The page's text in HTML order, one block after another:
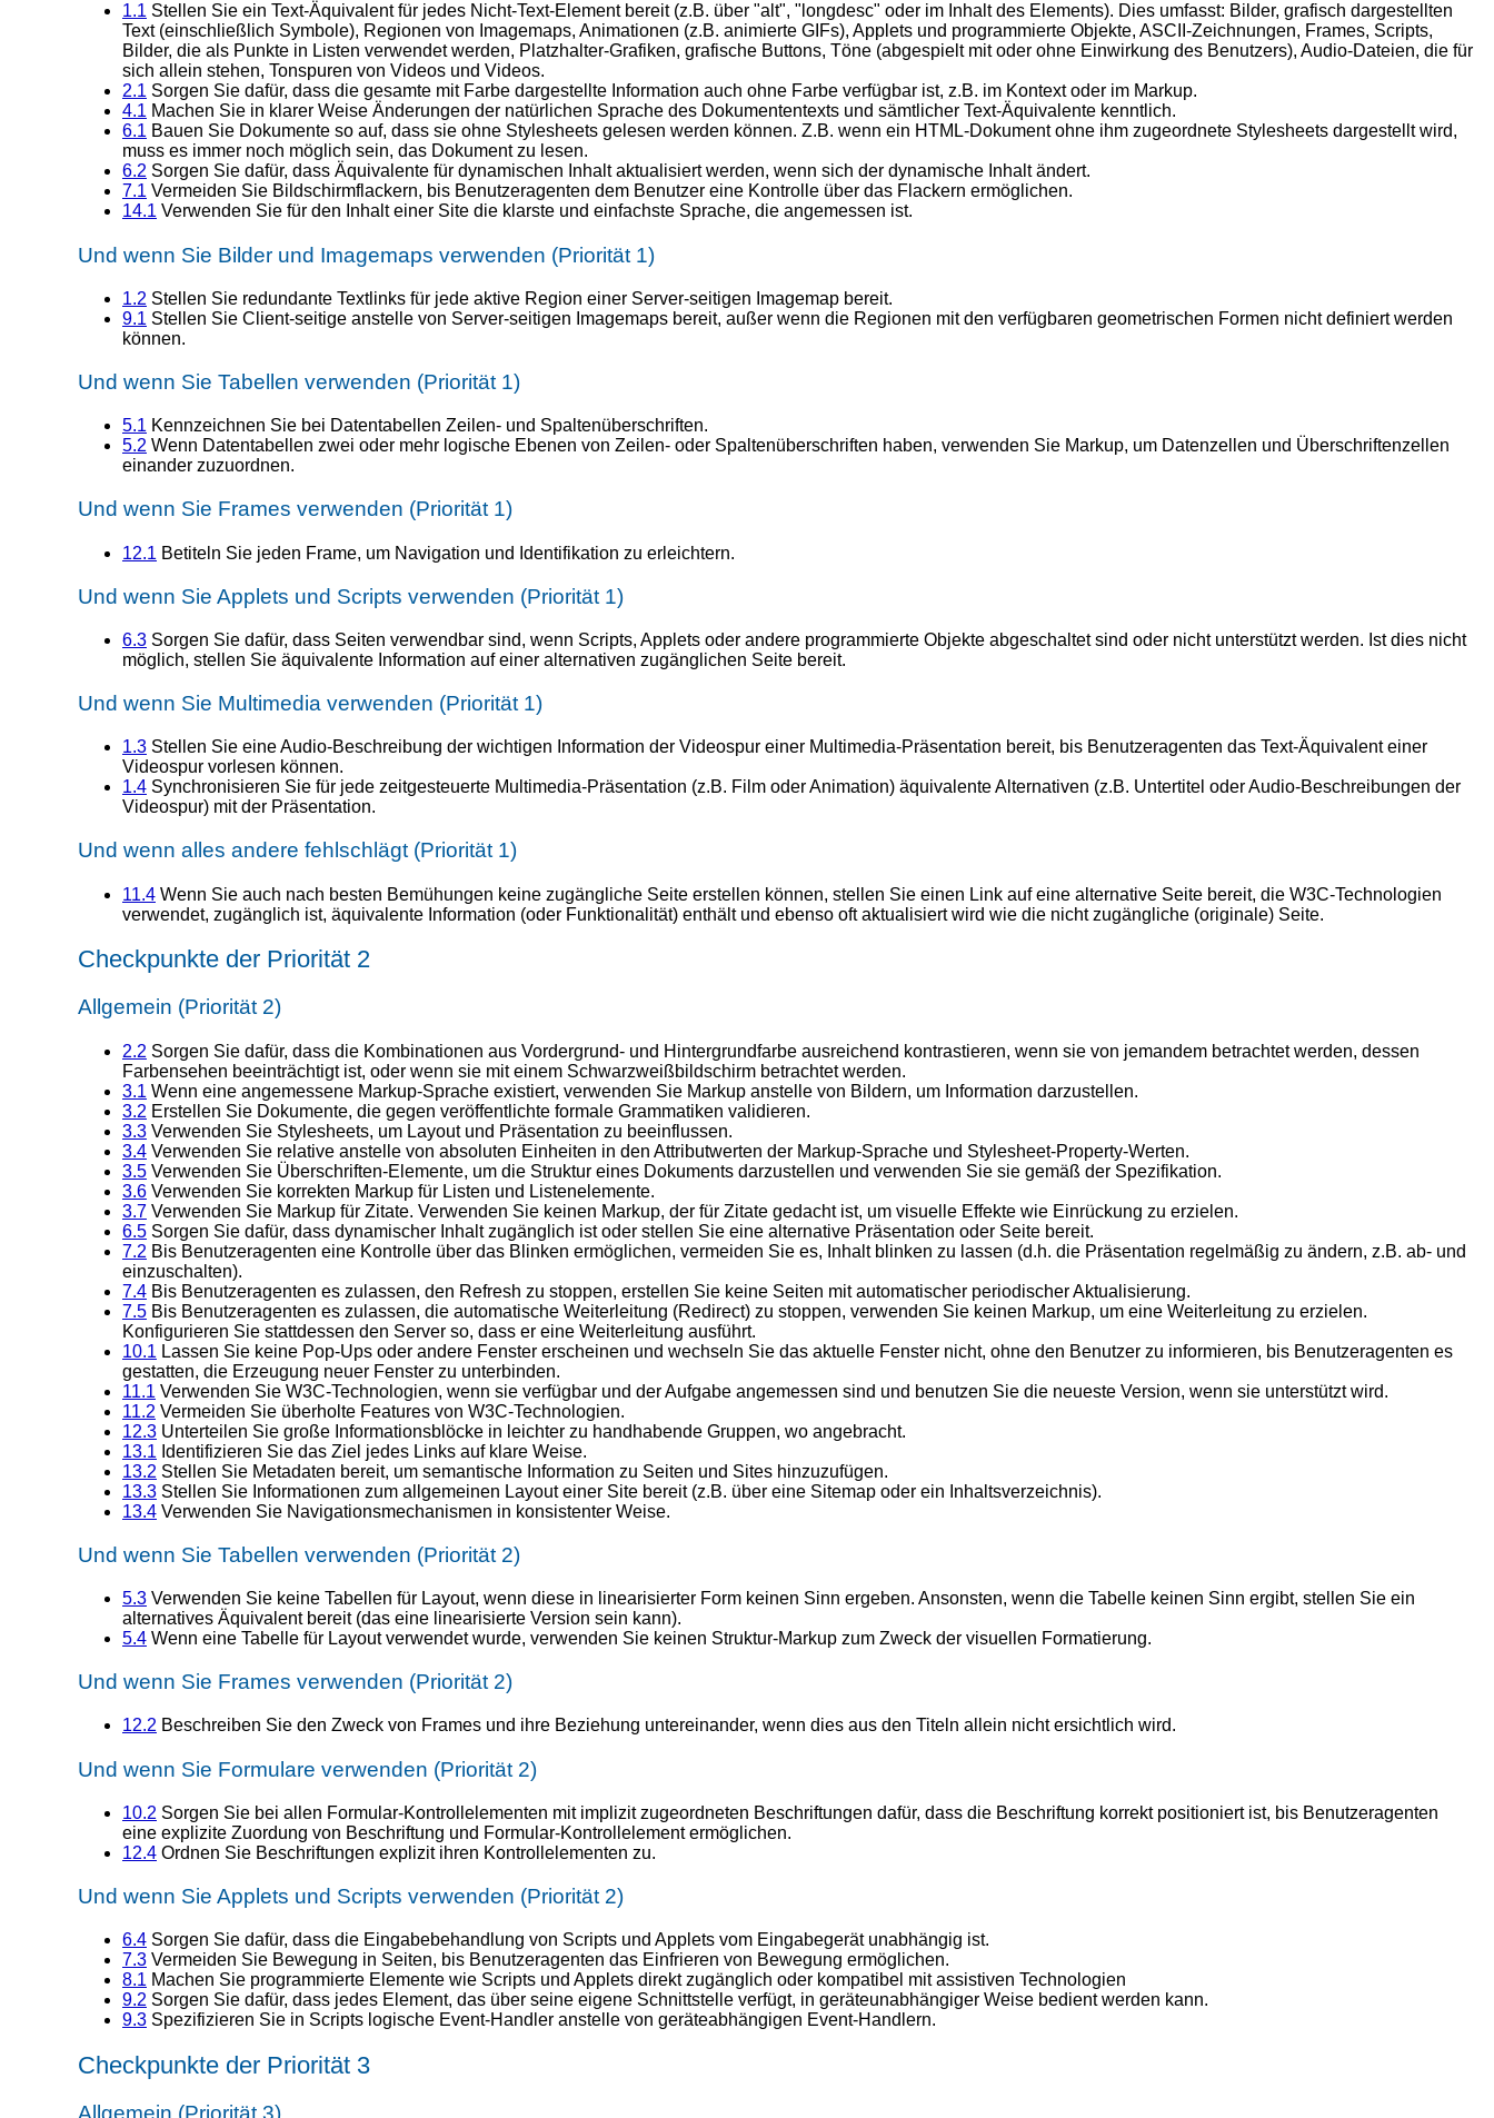
1.1 Stellen Sie ein Text-Äquivalent für jedes Nicht-Text-Element bereit (z.B. über "alt", "longdesc" oder im Inhalt des Elements). Dies umfasst: Bilder, grafisch dargestellten
Text (einschließlich Symbole), Regionen von Imagemaps, Animationen (z.B. animierte GIFs), Applets und programmierte Objekte, ASCII-Zeichnungen, Frames, Scripts,
Bilder, die als Punkte in Listen verwendet werden, Platzhalter-Grafiken, grafische Buttons, Töne (abgespielt mit oder ohne Einwirkung des Benutzers), Audio-Dateien, die für
sich allein stehen, Tonspuren von Videos und Videos.
2.1 Sorgen Sie dafür, dass die gesamte mit Farbe dargestellte Information auch ohne Farbe verfügbar ist, z.B. im Kontext oder im Markup.
4.1 Machen Sie in klarer Weise Änderungen der natürlichen Sprache des Dokumententexts und sämtlicher Text-Äquivalente kenntlich.
6.1 Bauen Sie Dokumente so auf, dass sie ohne Stylesheets gelesen werden können. Z.B. wenn ein HTML-Dokument ohne ihm zugeordnete Stylesheets dargestellt wird,
muss es immer noch möglich sein, das Dokument zu lesen.
6.2 Sorgen Sie dafür, dass Äquivalente für dynamischen Inhalt aktualisiert werden, wenn sich der dynamische Inhalt ändert.
7.1 Vermeiden Sie Bildschirmflackern, bis Benutzeragenten dem Benutzer eine Kontrolle über das Flackern ermöglichen.
14.1 Verwenden Sie für den Inhalt einer Site die klarste und einfachste Sprache, die angemessen ist.
Und wenn Sie Bilder und Imagemaps verwenden (Priorität 1)
1.2 Stellen Sie redundante Textlinks für jede aktive Region einer Server-seitigen Imagemap bereit.
9.1 Stellen Sie Client-seitige anstelle von Server-seitigen Imagemaps bereit, außer wenn die Regionen mit den verfügbaren geometrischen Formen nicht definiert werden
können.
Und wenn Sie Tabellen verwenden (Priorität 1)
5.1 Kennzeichnen Sie bei Datentabellen Zeilen- und Spaltenüberschriften.
5.2 Wenn Datentabellen zwei oder mehr logische Ebenen von Zeilen- oder Spaltenüberschriften haben, verwenden Sie Markup, um Datenzellen und Überschriftenzellen
einander zuzuordnen.
Und wenn Sie Frames verwenden (Priorität 1)
12.1 Betiteln Sie jeden Frame, um Navigation und Identifikation zu erleichtern.
Und wenn Sie Applets und Scripts verwenden (Priorität 1)
6.3 Sorgen Sie dafür, dass Seiten verwendbar sind, wenn Scripts, Applets oder andere programmierte Objekte abgeschaltet sind oder nicht unterstützt werden. Ist dies nicht
möglich, stellen Sie äquivalente Information auf einer alternativen zugänglichen Seite bereit.
Und wenn Sie Multimedia verwenden (Priorität 1)
1.3 Stellen Sie eine Audio-Beschreibung der wichtigen Information der Videospur einer Multimedia-Präsentation bereit, bis Benutzeragenten das Text-Äquivalent einer
Videospur vorlesen können.
1.4 Synchronisieren Sie für jede zeitgesteuerte Multimedia-Präsentation (z.B. Film oder Animation) äquivalente Alternativen (z.B. Untertitel oder Audio-Beschreibungen der
Videospur) mit der Präsentation.
Und wenn alles andere fehlschlägt (Priorität 1)
11.4 Wenn Sie auch nach besten Bemühungen keine zugängliche Seite erstellen können, stellen Sie einen Link auf eine alternative Seite bereit, die W3C-Technologien
verwendet, zugänglich ist, äquivalente Information (oder Funktionalität) enthält und ebenso oft aktualisiert wird wie die nicht zugängliche (originale) Seite.
Checkpunkte der Priorität 2
Allgemein (Priorität 2)
2.2 Sorgen Sie dafür, dass die Kombinationen aus Vordergrund- und Hintergrundfarbe ausreichend kontrastieren, wenn sie von jemandem betrachtet werden, dessen
Farbensehen beeinträchtigt ist, oder wenn sie mit einem Schwarzweißbildschirm betrachtet werden.
3.1 Wenn eine angemessene Markup-Sprache existiert, verwenden Sie Markup anstelle von Bildern, um Information darzustellen.
3.2 Erstellen Sie Dokumente, die gegen veröffentlichte formale Grammatiken validieren.
3.3 Verwenden Sie Stylesheets, um Layout und Präsentation zu beeinflussen.
3.4 Verwenden Sie relative anstelle von absoluten Einheiten in den Attributwerten der Markup-Sprache und Stylesheet-Property-Werten.
3.5 Verwenden Sie Überschriften-Elemente, um die Struktur eines Dokuments darzustellen und verwenden Sie sie gemäß der Spezifikation.
3.6 Verwenden Sie korrekten Markup für Listen und Listenelemente.
3.7 Verwenden Sie Markup für Zitate. Verwenden Sie keinen Markup, der für Zitate gedacht ist, um visuelle Effekte wie Einrückung zu erzielen.
6.5 Sorgen Sie dafür, dass dynamischer Inhalt zugänglich ist oder stellen Sie eine alternative Präsentation oder Seite bereit.
7.2 Bis Benutzeragenten eine Kontrolle über das Blinken ermöglichen, vermeiden Sie es, Inhalt blinken zu lassen (d.h. die Präsentation regelmäßig zu ändern, z.B. ab- und
einzuschalten).
7.4 Bis Benutzeragenten es zulassen, den Refresh zu stoppen, erstellen Sie keine Seiten mit automatischer periodischer Aktualisierung.
7.5 Bis Benutzeragenten es zulassen, die automatische Weiterleitung (Redirect) zu stoppen, verwenden Sie keinen Markup, um eine Weiterleitung zu erzielen.
Konfigurieren Sie stattdessen den Server so, dass er eine Weiterleitung ausführt.
10.1 Lassen Sie keine Pop-Ups oder andere Fenster erscheinen und wechseln Sie das aktuelle Fenster nicht, ohne den Benutzer zu informieren, bis Benutzeragenten es
gestatten, die Erzeugung neuer Fenster zu unterbinden.
11.1 Verwenden Sie W3C-Technologien, wenn sie verfügbar und der Aufgabe angemessen sind und benutzen Sie die neueste Version, wenn sie unterstützt wird.
11.2 Vermeiden Sie überholte Features von W3C-Technologien.
12.3 Unterteilen Sie große Informationsblöcke in leichter zu handhabende Gruppen, wo angebracht.
13.1 Identifizieren Sie das Ziel jedes Links auf klare Weise.
13.2 Stellen Sie Metadaten bereit, um semantische Information zu Seiten und Sites hinzuzufügen.
13.3 Stellen Sie Informationen zum allgemeinen Layout einer Site bereit (z.B. über eine Sitemap oder ein Inhaltsverzeichnis).
13.4 Verwenden Sie Navigationsmechanismen in konsistenter Weise.
Und wenn Sie Tabellen verwenden (Priorität 2)
5.3 Verwenden Sie keine Tabellen für Layout, wenn diese in linearisierter Form keinen Sinn ergeben. Ansonsten, wenn die Tabelle keinen Sinn ergibt, stellen Sie ein
alternatives Äquivalent bereit (das eine linearisierte Version sein kann).
5.4 Wenn eine Tabelle für Layout verwendet wurde, verwenden Sie keinen Struktur-Markup zum Zweck der visuellen Formatierung.
Und wenn Sie Frames verwenden (Priorität 2)
12.2 Beschreiben Sie den Zweck von Frames und ihre Beziehung untereinander, wenn dies aus den Titeln allein nicht ersichtlich wird.
Und wenn Sie Formulare verwenden (Priorität 2)
10.2 Sorgen Sie bei allen Formular-Kontrollelementen mit implizit zugeordneten Beschriftungen dafür, dass die Beschriftung korrekt positioniert ist, bis Benutzeragenten
eine explizite Zuordung von Beschriftung und Formular-Kontrollelement ermöglichen.
12.4 Ordnen Sie Beschriftungen explizit ihren Kontrollelementen zu.
Und wenn Sie Applets und Scripts verwenden (Priorität 2)
6.4 Sorgen Sie dafür, dass die Eingabebehandlung von Scripts und Applets vom Eingabegerät unabhängig ist.
7.3 Vermeiden Sie Bewegung in Seiten, bis Benutzeragenten das Einfrieren von Bewegung ermöglichen.
8.1 Machen Sie programmierte Elemente wie Scripts und Applets direkt zugänglich oder kompatibel mit assistiven Technologien
9.2 Sorgen Sie dafür, dass jedes Element, das über seine eigene Schnittstelle verfügt, in geräteunabhängiger Weise bedient werden kann.
9.3 Spezifizieren Sie in Scripts logische Event-Handler anstelle von geräteabhängigen Event-Handlern.
Checkpunkte der Priorität 3
Allgemein (Priorität 3)